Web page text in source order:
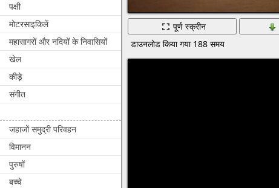
पक्षी
मोटरसाइकिलें
महासागरों और नदियों के निवासियों
खेल
कीड़े
संगीत
जहाजों समुद्री परिवहन
विमानन
पुरुषों
बच्चे
पूर्ण स्क्रीन
डाउनलोड किया गया 188 समय